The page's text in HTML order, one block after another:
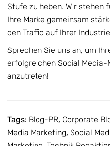
Stufe zu heben. Wir stehen
Ihre Marke gemeinsam
den Traffic auf Ihrer
Sprechen Sie uns an, um
erfolgreichen Social Media-
anzutreten!
Tags: Blog-PR, Corporate
Media Marketing, Social